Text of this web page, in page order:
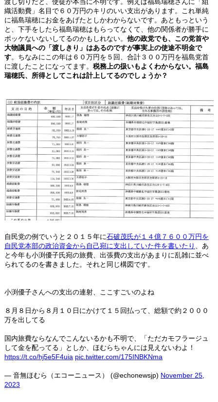
織活動費」名目で６０万円のキリのいい支出があります。これ単純
に福島瑞穂にお金をあげたとしかわからないです。あともっという
と、下手をしたら福島瑞穂はもらってなくて、他の関係者が勝手に
ポッケないないしてるのかもしれない。 他の政党でも、この党首や
大物議員への「渡しきり」はあるのですが事実上の使途不明金で
す。ちなみにこの年は６０万円を５回、合計３００万円を福島党首
に渡したことになってます。 税務上の扱いもよくわからない。福島
瑞穂氏、所得としてこれは計上してるのでしょうか？
自民党の例でいうと２０１５年に石破茂氏が１４億７６００万円を
自民党本部の政治資金から自己宛に支出していた件を書いたり
、あ
と今年も小渕優子氏宛の旅費、出張費の支出があまりに乱雑に並べ
られてるのを書きました。それと同じ構図です。
小渕優子さんへの支出の連射、ここすごいのよね
８月８日から８月１０日にかけて１５回払って、総額で約２０００
万を出してる
国内旅費ならなんでこんないるかも不明で、「ただカモフラージュ
して金を配ってる」としか、ほむらちゃんには見えないわよ！
https://t.co/hj5e5F4uia pic.twitter.com/175INBKNma
— 音無ほむら（エコーニュース） (@echonewsjp) November 25,
2023